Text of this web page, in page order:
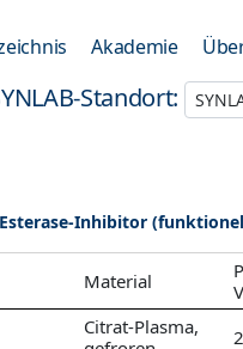
Akademie
Standort:
Inhibitor
Material
Citrat-Plasma,